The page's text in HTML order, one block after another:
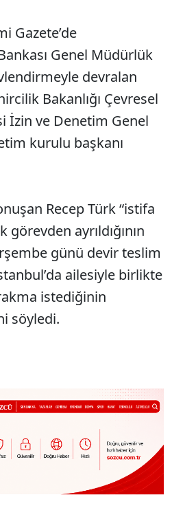
Gazete’de
Genel Müdürlük
devralan
Bakanlığı Çevresel
İzin ve Denetim Genel
kurulu başkanı
Recep Türk “istifa
ayrıldığının
günü devir teslim
ailesiyle birlikte
istediğinin
söyledi.